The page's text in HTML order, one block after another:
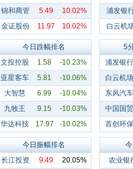
锦和商管
5.49
10.02%
金证股份
11.97 10.02%
浦发银
白云机
今日跌幅排名
文投控股
1.58
-10.23%
亚星客车
5.81
-10.06%
大智慧
6.99
-10.04%
九牧王
9.15
-10.03%
华达科技
17.97 -10.02%
5
浦发银行
白云机场
东风汽车
中国国贸
首创环保
今日振幅排名
长江投资
9.49
20.05%
农业银